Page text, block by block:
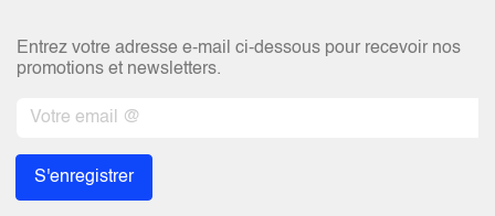
Entrez votre adresse e-mail ci-dessous pour recevoir nos
promotions et newsletters.
S'enregistrer